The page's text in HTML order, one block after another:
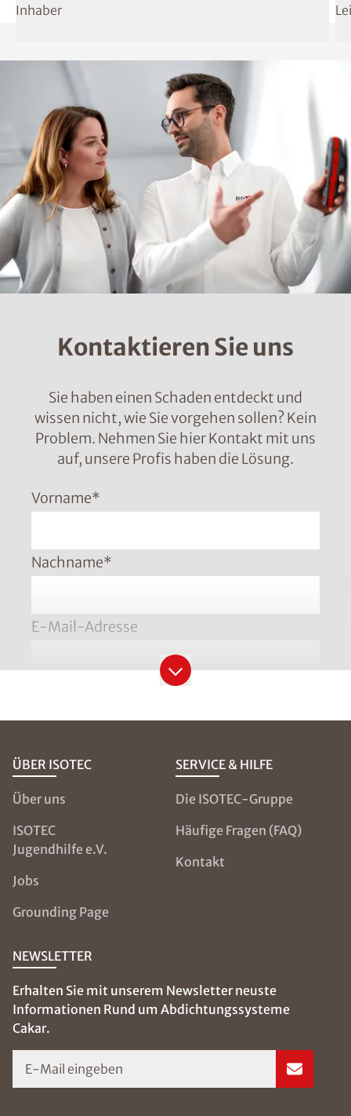
Inhaber
Kontaktieren Sie uns
Sie haben einen Schaden entdeckt und
wissen nicht, wie Sie vorgehen sollen? Kein
Problem. Nehmen Sie hier Kontakt mit uns
auf, unsere Profis haben die Lösung.
Vorname*
Nachname*
E-Mail-Adresse
PLZ*
Nachricht
ÜBER ISOTEC
Über uns
ISOTEC
Jugendhilfe e.V.
Jobs
Grounding Page
SERVICE & HILFE
Die ISOTEC-Gruppe
Häufige Fragen (FAQ)
Kontakt
NEWSLETTER
Erhalten Sie mit unserem Newsletter neuste
Informationen Rund um Abdichtungssysteme
Cakar.
E-Mail eingeben